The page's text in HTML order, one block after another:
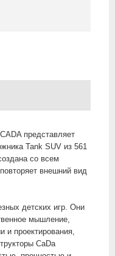
представляет
Tank SUV из 561
со всем
внешний вид
детских игр. Они
мышление,
и проектирования,
CaDa